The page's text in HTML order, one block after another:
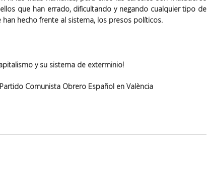
que han errado, dificultando y negando cualquier tipo de
han hecho frente al sistema, los presos políticos.
y su sistema de exterminio!
Comunista Obrero Español en València